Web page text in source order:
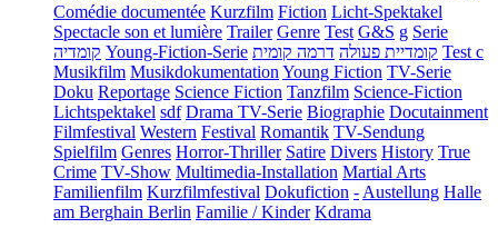
Comédie documentée Kurzfilm Fiction Licht-Spektakel
Spectacle son et lumière Trailer Genre Test G&S g Serie
קומדיה Young-Fiction-Serie קומדיית פעולה דרמה קומית
Test c
Musikfilm Musikdokumentation Young Fiction TV-Serie
Doku Reportage Science Fiction Tanzfilm Science-Fiction
Lichtspektakel sdf Drama TV-Serie Biographie Docutainment
Filmfestival Western Festival Romantik TV-Sendung
Spielfilm Genres Horror-Thriller Satire Divers History True
Crime TV-Show Multimedia-Installation Martial Arts
Familienfilm Kurzfilmfestival Dokufiction - Austellung Halle
am Berghain Berlin Familie / Kinder Kdrama